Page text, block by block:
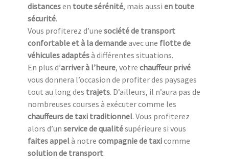
distancesen toute sérénité, mais aussi en toute
sécurité.
Vous profiterez d’une société de transport
confortable et à la demandeavec une flotte de
véhicules adaptésà différentes situations.
En plus d’arriver à l’heure, votre chauffeur privé
vous donnera l’occasion de profiter des paysages
tout au long des trajets. D’ailleurs, il n’aura pas de
nombreuses courses à exécuter comme les
chauffeurs de taxi traditionnel. Vous profiterez
alors d’un service de qualitésupérieure si vous
faites appelà notre compagnie de taxicomme
solution de transport.